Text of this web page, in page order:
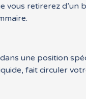
retirerez
une position
fait circuler